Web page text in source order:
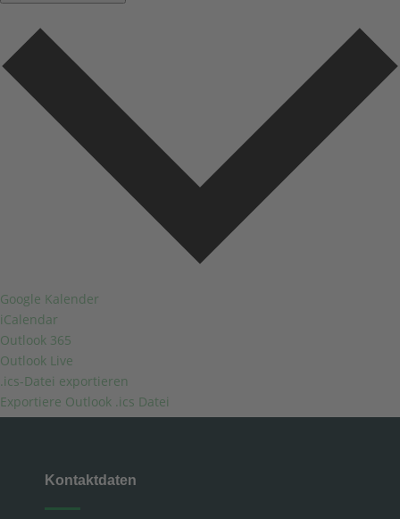
Google Kalender
iCalendar
Outlook 365
Outlook Live
.ics-Datei exportieren
Exportiere Outlook .ics Datei
Kontaktdaten